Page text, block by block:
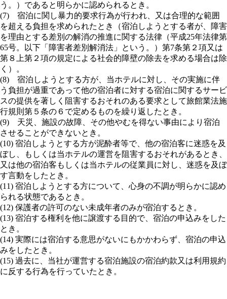
う。）であると明らかに認められるとき。
(7) 宿泊に関し暴力的要求行為が行われ、又は合理的な範囲
を超える負担を求められたとき（宿泊しようとする者が、障害
を理由とする差別の解消の推進に関する法律（平成25年法律第
65号。以下「障害者差別解消法」という。）第7条第２項又は
第８上第２項の規定による社会的障壁の除去を求める場合は除
く）。
(8) 宿泊しようとする方が、当ホテルに対し、その実施に伴
う負担が過重であって他の宿泊者に対する宿泊に関するサービ
スの提供を著しく阻害するおそれのある要求として旅館業法施
行規則第５条の６で定めるものを繰り返したとき。
(9) 天災、施設の故障、その他やむを得ない事由により宿泊
させることができないとき。
(10) 宿泊しようとする方が泥酔者等で、他の宿泊客に迷惑を及
ぼし、もしくは当ホテルの運営を阻害するおそれがあるとき、
又は他の宿泊客もしくは当ホテルの従業員に対し、迷惑を及ぼ
す言動をしたとき。
(11) 宿泊しようとする方について、心身の不調が明らかに認め
られる状態であるとき。
(12) 保護者の許可のない未成年者のみが宿泊するとき。
(13) 宿泊する権利を他に譲渡する目的で、宿泊の申込みをした
とき。
(14) 実際には宿泊する意思がないにもかかわらず、宿泊の申込
みをしたとき。
(15) 過去に、当社が運営する宿泊施設の宿泊約款又は利用規約
に反する行為を行っていたとき。